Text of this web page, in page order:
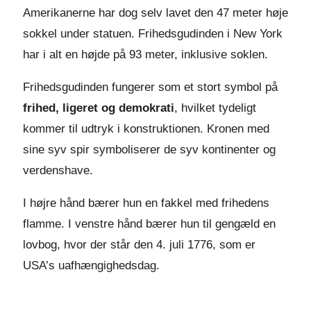
Amerikanerne har dog selv lavet den 47 meter høje
sokkel under statuen. Frihedsgudinden i New York
har i alt en højde på 93 meter, inklusive soklen.
Frihedsgudinden fungerer som et stort symbol på
frihed, ligeret og demokrati, hvilket tydeligt
kommer til udtryk i konstruktionen. Kronen med
sine syv spir symboliserer de syv kontinenter og
verdenshave.
I højre hånd bærer hun en fakkel med frihedens
flamme. I venstre hånd bærer hun til gengæld en
lovbog, hvor der står den 4. juli 1776, som er
USA’s uafhængighedsdag.